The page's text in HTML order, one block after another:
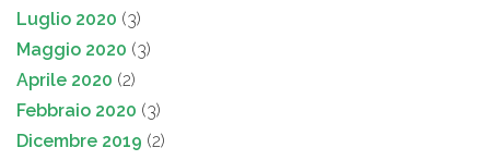
Luglio 2020 (3)
Maggio 2020 (3)
Aprile 2020 (2)
Febbraio 2020 (3)
Dicembre 2019 (2)